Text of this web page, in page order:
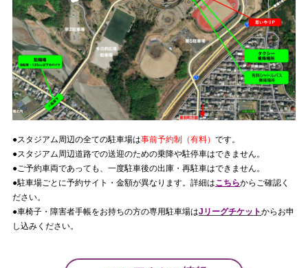
●スタジアム周辺の全ての駐車場は事前予約制（有料） です。
●スタジアム周辺道路での送迎のための乗降や駐停車はできません。
●ご予約車両であっても、一度駐車後の出庫・再駐車はできません。
●駐車場ごとに予約サイト・金額が異なります。詳細はこちらからご確認く
ださい。
●車椅子・障害者手帳をお持ちの方の専用駐車場はJリーグチケットからお申
し込みください。